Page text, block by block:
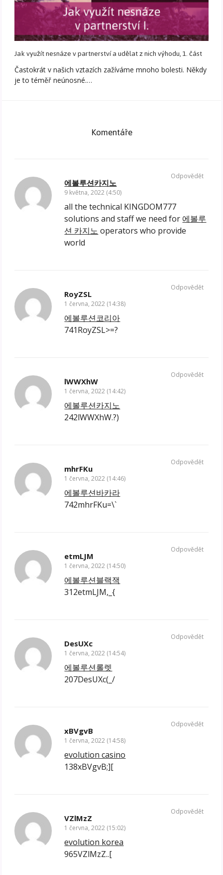
Jak využít nesnáze v partnerství a udělat z nich výhodu, 1. část
Častokrát v našich vztazích zažíváme mnoho bolesti. Někdy
je to téměř neúnosné.…
Komentáře
에볼루션카지노
9 května, 2022 (4:50)
all the technical KINGDOM777
solutions and staff we need for 에볼루
션 카지노 operators who provide
world
Odpovědět
RoyZSL
1 června, 2022 (14:38)
에볼루션코리아
741RoyZSL>=?
Odpovědět
lWWXhW
1 června, 2022 (14:42)
에볼루션카지노
242lWWXhW.?)
Odpovědět
mhrFKu
1 června, 2022 (14:46)
에볼루션바카라
742mhrFKu=\`
Odpovědět
etmLJM
1 června, 2022 (14:50)
에볼루션블랙잭
312etmLJM,_{
Odpovědět
DesUXc
1 června, 2022 (14:54)
에볼루션롤렛
207DesUXc(_/
Odpovědět
xBVgvB
1 června, 2022 (14:58)
evolution casino
138xBVgvB;][
Odpovědět
VZlMzZ
1 června, 2022 (15:02)
evolution korea
965VZlMzZ..[
Odpovědět